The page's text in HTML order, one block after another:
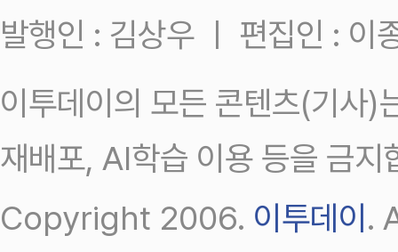
발행인 : 김상우 ㅣ 편집인 : 이
이투데이의 모든 콘텐츠(기사)
재배포, AI학습 이용 등을 금지
Copyright 2006. 이투데이.